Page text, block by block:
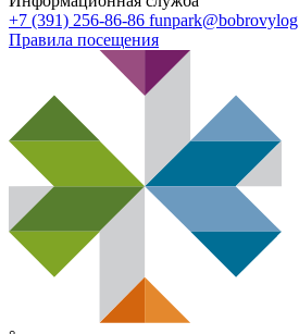
+7 (391) 256-86-86
Правила посещения